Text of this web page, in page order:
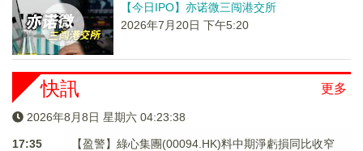
【今日IPO】亦诺微三闯港交所
2026年7月20日 下午5:20
更多
快訊
2026年8月8日 星期六 04:23:38
17:35
【盈警】綠心集團(00094.HK)料中期淨虧損同比收窄